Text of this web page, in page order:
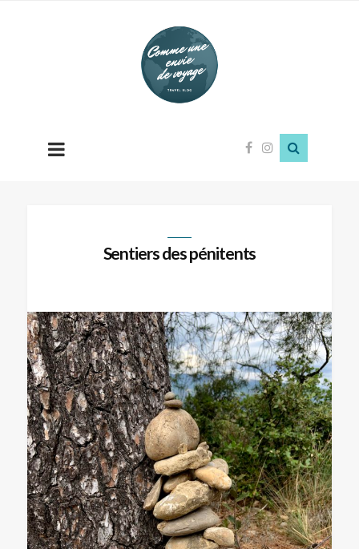
Comme
une
envie
de
Sentiers des pénitents